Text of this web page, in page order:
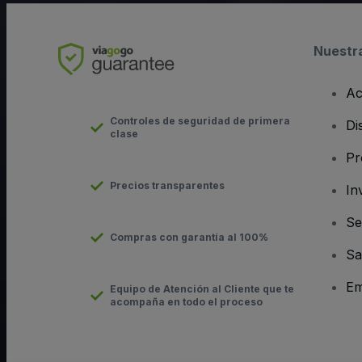
Controles de seguridad de primera
clase
Precios transparentes
Compras con garantía al 100%
Equipo de Atención al Cliente que te
acompaña en todo el proceso